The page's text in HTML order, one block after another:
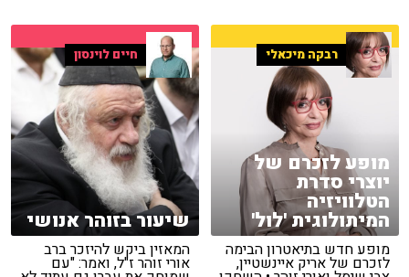
רבקה מיכאלי
מופע לזכרם של
יוצרי סדרת
הטלוויזיה
המיתולוגית 'לול'
מופע חדש בתיאטרון הבימה
לזכרם של אריק איינשטיין,
חיים לוינסון
שיעור בזוהר אנושי
המאזין ביקש להיזכר ברב
אורי זוהר ז"ל, ואמר: "עם